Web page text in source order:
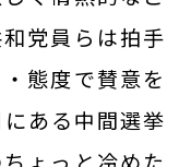
党員らは拍手
態度で賛意を
ある中間選挙